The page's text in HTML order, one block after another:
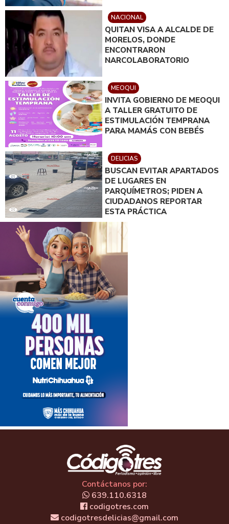
NACIONAL
QUITAN VISA A ALCALDE DE
MORELOS, DONDE
ENCONTRARON
NARCOLABORATORIO
MEOQUI
INVITA GOBIERNO DE MEOQUI
A TALLER GRATUITO DE
ESTIMULACIÓN TEMPRANA
PARA MAMÁS CON BEBÉS
DELICIAS
BUSCAN EVITAR APARTADOS
DE LUGARES EN
PARQUÍMETROS; PIDEN A
CIUDADANOS REPORTAR
ESTA PRÁCTICA
Contáctanos por:
639.110.6318
codigotres.com
codigotresdelicias@gmail.com